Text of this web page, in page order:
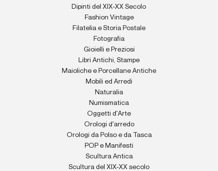
Dipinti del XIX-XX Secolo
Fashion Vintage
Filatelia e Storia Postale
Fotografia
Gioielli e Preziosi
Libri Antichi, Stampe
Maioliche e Porcellane Antiche
Mobili ed Arredi
Naturalia
Numismatica
Oggetti d'Arte
Orologi d'arredo
Orologi da Polso e da Tasca
POP e Manifesti
Scultura Antica
Scultura del XIX-XX secolo